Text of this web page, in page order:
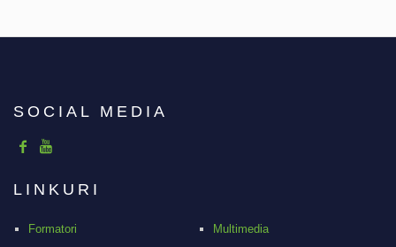
SOCIAL MEDIA
LINKURI
Formatori
Multimedia